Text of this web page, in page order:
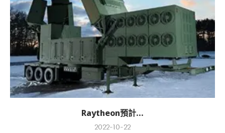
Raytheon預計...
2022-10-22